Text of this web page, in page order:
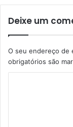
Deixe um
O seu endereço de
obrigatórios são